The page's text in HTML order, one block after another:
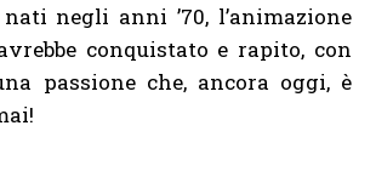
negli anni ’70, l’animazione
conquistato e rapito, con
passione che, ancora oggi, è